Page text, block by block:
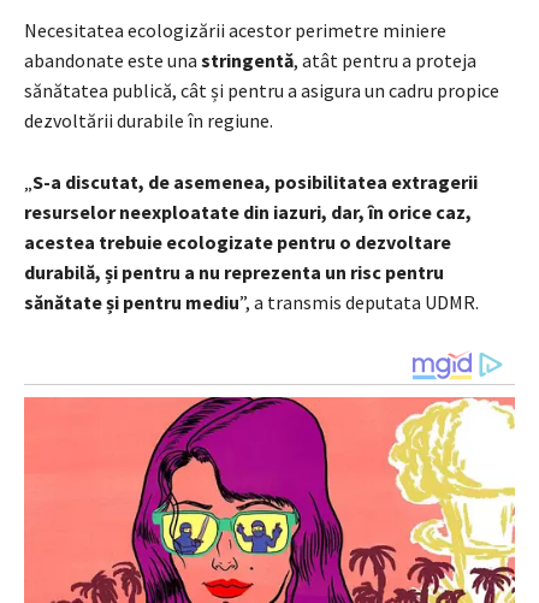
Necesitatea ecologizării acestor perimetre miniere
abandonate este una stringentă, atât pentru a proteja
sănătatea publică, cât și pentru a asigura un cadru propice
dezvoltării durabile în regiune.
„S-a discutat, de asemenea, posibilitatea extragerii
resurselor neexploatate din iazuri, dar, în orice caz,
acestea trebuie ecologizate pentru o dezvoltare
durabilă, și pentru a nu reprezenta un risc pentru
sănătate și pentru mediu”, a transmis deputata UDMR.